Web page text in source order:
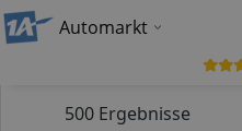
Automarkt
500 Ergebnisse